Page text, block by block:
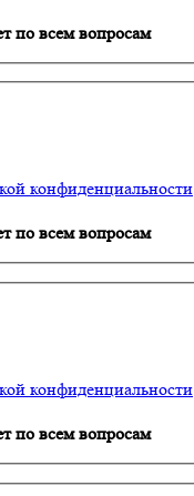
по всем вопросам
конфиденциальности
по всем вопросам
конфиденциальности
по всем вопросам